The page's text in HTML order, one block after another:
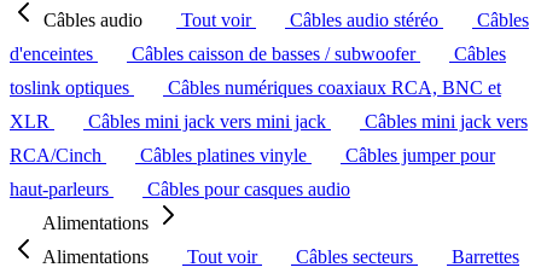
Câbles audio
Tout voir Câbles audio stéréo
Câbles
d'enceintes
Câbles caisson de basses / subwoofer
Câbles
toslink optiques
Câbles numériques coaxiaux RCA, BNC et
XLR
Câbles mini jack vers mini jack
Câbles mini jack vers
RCA/Cinch
Câbles platines vinyle
Câbles jumper pour
haut-parleurs
Câbles pour casques audio
Alimentations
Alimentations
Tout voir Câbles secteurs
Barrettes